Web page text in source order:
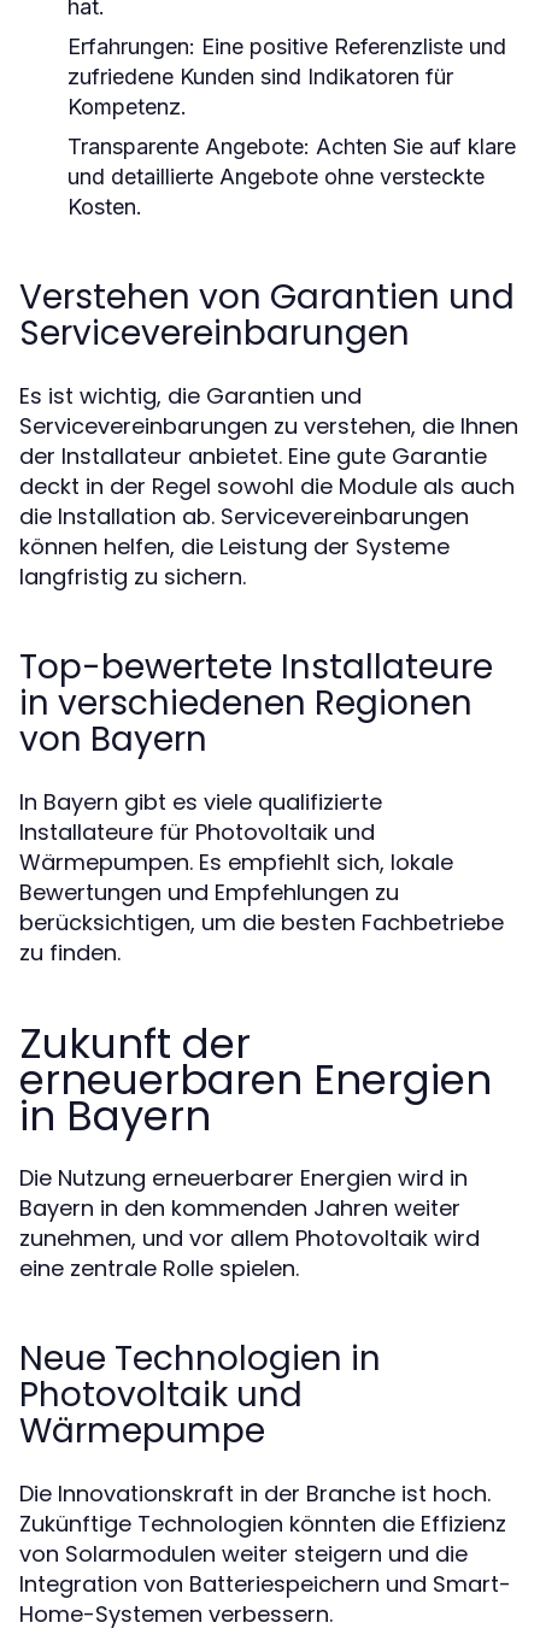
hat.
Erfahrungen: Eine positive Referenzliste und
zufriedene Kunden sind Indikatoren für
Kompetenz.
Transparente Angebote: Achten Sie auf klare
und detaillierte Angebote ohne versteckte
Kosten.
Verstehen von Garantien und
Servicevereinbarungen
Es ist wichtig, die Garantien und
Servicevereinbarungen zu verstehen, die Ihnen
der Installateur anbietet. Eine gute Garantie
deckt in der Regel sowohl die Module als auch
die Installation ab. Servicevereinbarungen
können helfen, die Leistung der Systeme
langfristig zu sichern.
Top-bewertete Installateure
in verschiedenen Regionen
von Bayern
In Bayern gibt es viele qualifizierte
Installateure für Photovoltaik und
Wärmepumpen. Es empfiehlt sich, lokale
Bewertungen und Empfehlungen zu
berücksichtigen, um die besten Fachbetriebe
zu finden.
Zukunft der
erneuerbaren Energien
in Bayern
Die Nutzung erneuerbarer Energien wird in
Bayern in den kommenden Jahren weiter
zunehmen, und vor allem Photovoltaik wird
eine zentrale Rolle spielen.
Neue Technologien in
Photovoltaik und
Wärmepumpe
Die Innovationskraft in der Branche ist hoch.
Zukünftige Technologien könnten die Effizienz
von Solarmodulen weiter steigern und die
Integration von Batteriespeichern und Smart-
Home-Systemen verbessern.